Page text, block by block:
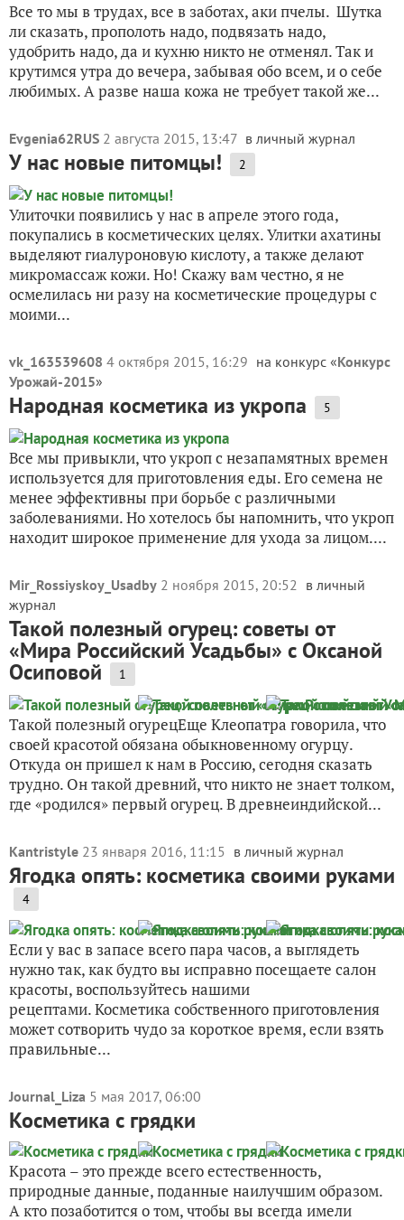
Все то мы в трудах, все в заботах, аки пчелы. Шутка
ли сказать, прополоть надо, подвязать надо,
удобрить надо, да и кухню никто не отменял. Так и
крутимся утра до вечера, забывая обо всем, и о себе
любимых. А разве наша кожа не требует такой же...
Evgenia62RUS 2 августа 2015, 13:47 в личный журнал
У нас новые питомцы! 2
Улиточки появились у нас в апреле этого года,
покупались в косметических целях. Улитки ахатины
выделяют гиалуроновую кислоту, а также делают
микромассаж кожи. Но! Скажу вам честно, я не
осмелилась ни разу на косметические процедуры с
моими...
vk_163539608 4 октября 2015, 16:29 на конкурс «Конкурс
Урожай-2015»
Народная косметика из укропа 5
Все мы привыкли, что укроп с незапамятных времен
используется для приготовления еды. Его семена не
менее эффективны при борьбе с различными
заболеваниями. Но хотелось бы напомнить, что укроп
находит широкое применение для ухода за лицом....
Mir_Rossiyskoy_Usadby 2 ноября 2015, 20:52 в личный
журнал
Такой полезный огурец: советы от
«Мира Российский Усадьбы» с Оксаной
Осиповой 1
Такой полезный огурецЕще Клеопатра говорила, что
своей красотой обязана обыкновенному огурцу.
Откуда он пришел к нам в Россию, сегодня сказать
трудно. Он такой древний, что никто не знает толком,
где «родился» первый огурец. В древнеиндийской...
Kantristyle 23 января 2016, 11:15 в личный журнал
Ягодка опять: косметика своими руками
4
Если у вас в запасе всего пара часов, а выглядеть
нужно так, как будто вы исправно посещаете салон
красоты, воспользуйтесь нашими
рецептами. Косметика собственного приготовления
может сотворить чудо за короткое время, если взять
правильные...
Journal_Liza 5 мая 2017, 06:00
Косметика с грядки
Красота – это прежде всего естественность,
природные данные, поданные наилучшим образом.
А кто позаботится о том, чтобы вы всегда имели